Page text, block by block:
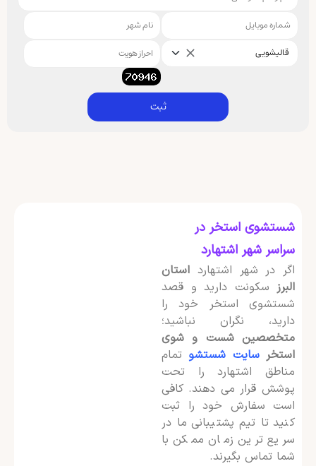
قالیشویی
ثبت
شستشوی استخر در
سراسر شهر اشتهارد
اگر در شهر اشتهارد استان
البرزسکونت دارید و قصد
شستشوی استخر خود را
دارید، نگران نباشید؛
متخصصین شست و شوی
استخر سایت شستشوتمام
مناطق اشتهارد را تحت
پوشش قرار می دهند. کافی
است سفارش خود را ثبت
کنید تا تیم پشتیبانی ما در
سریع ترین زمان ممکن با
شما تماس بگیرند.